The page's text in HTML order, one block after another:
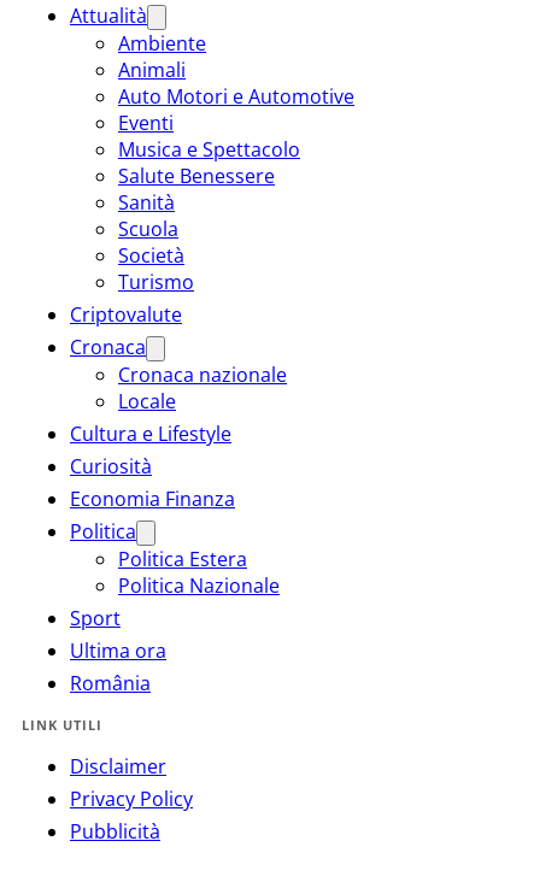
Attualità
Ambiente
Animali
Auto Motori e Automotive
Eventi
Musica e Spettacolo
Salute Benessere
Sanità
Scuola
Società
Turismo
Criptovalute
Cronaca
Cronaca nazionale
Locale
Cultura e Lifestyle
Curiosità
Economia Finanza
Politica
Politica Estera
Politica Nazionale
Sport
Ultima ora
România
LINK UTILI
Disclaimer
Privacy Policy
Pubblicità